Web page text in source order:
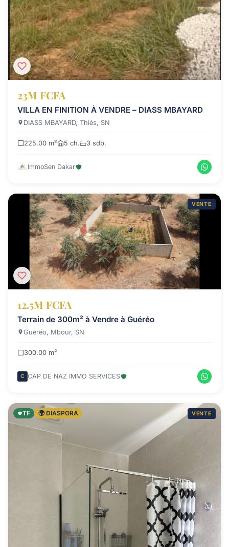
23M FCFA
VILLA EN FINITION À VENDRE – DIASS MBAYARD
DIASS MBAYARD, Thiès, SN
225.00 m² 5 ch. 3 sdb.
ImmoSen Dakar
VENTE
12.5M FCFA
Terrain de 300m² à Vendre à Guéréo
Guéréo, Mbour, SN
300.00 m²
C CAP DE NAZ IMMO SERVICES
TF 🌍 DIASPORA VENTE